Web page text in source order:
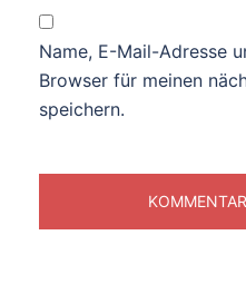
Name, E-Mail-Adresse
Browser für meinen
speichern.